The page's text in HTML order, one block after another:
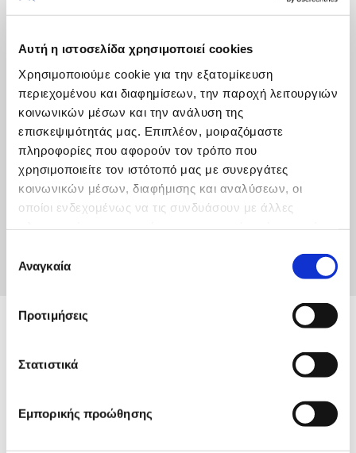
Αυτή η ιστοσελίδα χρησιμοποιεί cookies
Χρησιμοποιούμε cookie για την εξατομίκευση
περιεχομένου και διαφημίσεων, την παροχή λειτουργιών
κοινωνικών μέσων και την ανάλυση της
επισκεψιμότητάς μας. Επιπλέον, μοιραζόμαστε
πληροφορίες που αφορούν τον τρόπο που
χρησιμοποιείτε τον ιστότοπό μας με συνεργάτες
κοινωνικών μέσων, διαφήμισης και αναλύσεων, οι
οποίοι ενδεχομένως να τις συνδυάσουν με άλλες
των υπηρεσιών τους.
συγκατάθεσης
Αναγκαία
Προτιμήσεις
Στατιστικά
Εμπορικής προώθησης
11 Ιουλίου, 2017
Συνέντευξη ΓΓΛΛΠΝΕ, Χρήστου Λαμπρίδη 10-
ΠΕΡΙΣΣΟΤΕΡΑ